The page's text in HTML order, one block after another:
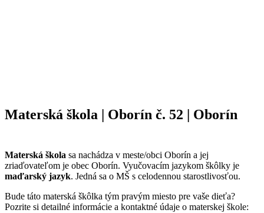
Materská škola | Oborín č. 52 | Oborín
Materská škola sa nachádza v meste/obci Oborín a jej
zriaďovateľom je obec Oborín. Vyučovacím jazykom škôlky je
maďarský jazyk. Jedná sa o MŠ s celodennou starostlivosťou.
Bude táto materská škôlka tým pravým miesto pre vaše dieťa?
Pozrite si detailné informácie a kontaktné údaje o materskej škole: